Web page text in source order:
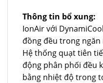
Thông tin bổ xung:
IonAir với
đồng đều trong
Hệ thống quạt tiên
động phân phối đều
bằng nhiệt độ trong